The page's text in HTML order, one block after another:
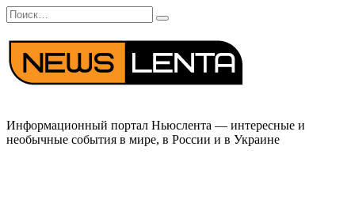
Перейти
к
содержанию
Search
for:
Информационный портал Ньюслента — интересные и
необычные события в мире, в России и в Украине